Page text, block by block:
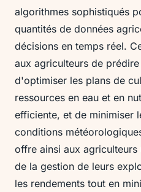
algorithmes sophistiqués
quantités de données
décisions en temps réel.
aux agriculteurs de
d'optimiser les plans de
ressources en eau et en
efficiente, et de minimiser
conditions
offre ainsi aux
de la gestion de leurs
les rendements tout en